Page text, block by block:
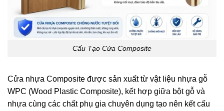
Cấu Tạo Cửa Composite
Cửa nhựa Composite được sản xuất từ vật liệu nhựa gỗ
WPC (Wood Plastic Composite), kết hợp giữa bột gỗ và
nhựa cùng các chất phụ gia chuyên dụng tạo nên kết cấu